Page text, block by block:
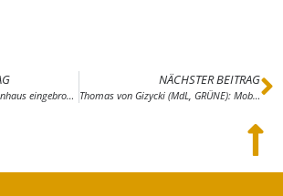
Borkheide: In Einfamilienhaus eingebrochen
NÄCHSTER BEITRAG
Thomas von Gizycki (MdL, GRÜNE): Mobilitätsgesetz beschlossen: Lückenschluss in Potsdam-Mittelmark – flächendeckendes Radverkehrsnetz soll kommen